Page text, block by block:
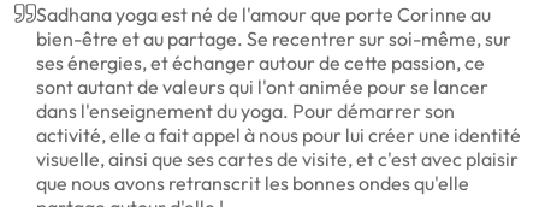
Sadhana yoga est né de l'amour que porte Corinne au
bien-être et au partage. Se recentrer sur soi-même, sur
ses énergies, et échanger autour de cette passion, ce
sont autant de valeurs qui l'ont animée pour se lancer
dans l'enseignement du yoga. Pour démarrer son
activité, elle a fait appel à nous pour lui créer une identité
visuelle, ainsi que ses cartes de visite, et c'est avec plaisir
que nous avons retranscrit les bonnes ondes qu'elle